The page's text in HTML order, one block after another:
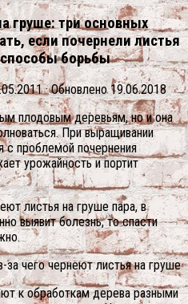
груше: три основных
если почернели листья
борьбы
· Обновлено19.06.2018
плодовым деревьям, но и она
При выращивании
с проблемой почернения
урожайность и портит
листья на груше пара, в
выявит болезнь, то спасти
за чего чернеют листья на груше
к обработкам дерева разными